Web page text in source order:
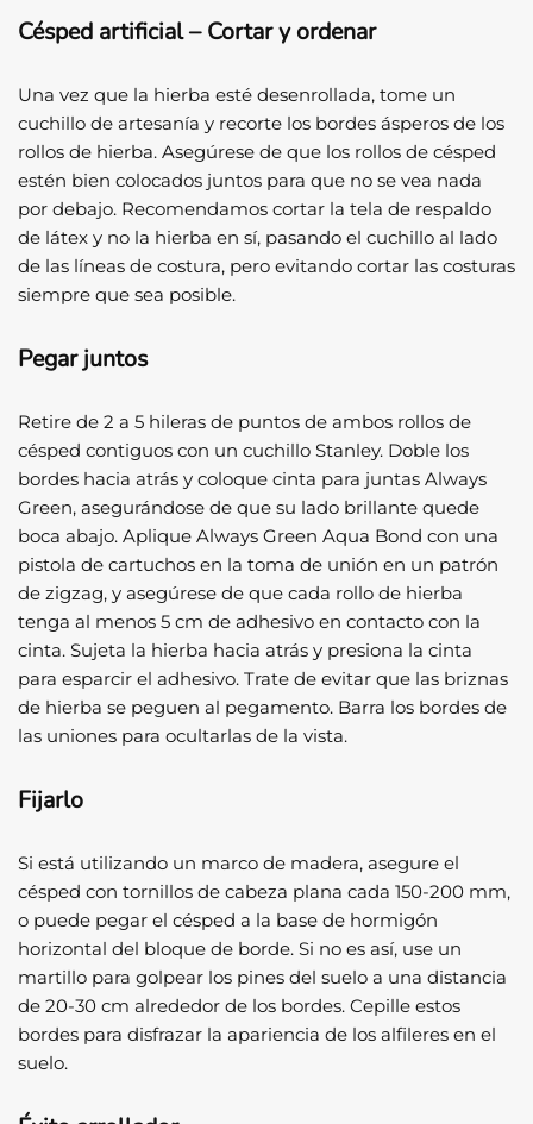
Césped artificial – Cortar y ordenar
Una vez que la hierba esté desenrollada, tome un
cuchillo de artesanía y recorte los bordes ásperos de los
rollos de hierba. Asegúrese de que los rollos de césped
estén bien colocados juntos para que no se vea nada
por debajo. Recomendamos cortar la tela de respaldo
de látex y no la hierba en sí, pasando el cuchillo al lado
de las líneas de costura, pero evitando cortar las costuras
siempre que sea posible.
Pegar juntos
Retire de 2 a 5 hileras de puntos de ambos rollos de
césped contiguos con un cuchillo Stanley. Doble los
bordes hacia atrás y coloque cinta para juntas Always
Green, asegurándose de que su lado brillante quede
boca abajo. Aplique Always Green Aqua Bond con una
pistola de cartuchos en la toma de unión en un patrón
de zigzag, y asegúrese de que cada rollo de hierba
tenga al menos 5 cm de adhesivo en contacto con la
cinta. Sujeta la hierba hacia atrás y presiona la cinta
para esparcir el adhesivo. Trate de evitar que las briznas
de hierba se peguen al pegamento. Barra los bordes de
las uniones para ocultarlas de la vista.
Fijarlo
Si está utilizando un marco de madera, asegure el
césped con tornillos de cabeza plana cada 150-200 mm,
o puede pegar el césped a la base de hormigón
horizontal del bloque de borde. Si no es así, use un
martillo para golpear los pines del suelo a una distancia
de 20-30 cm alrededor de los bordes. Cepille estos
bordes para disfrazar la apariencia de los alfileres en el
suelo.